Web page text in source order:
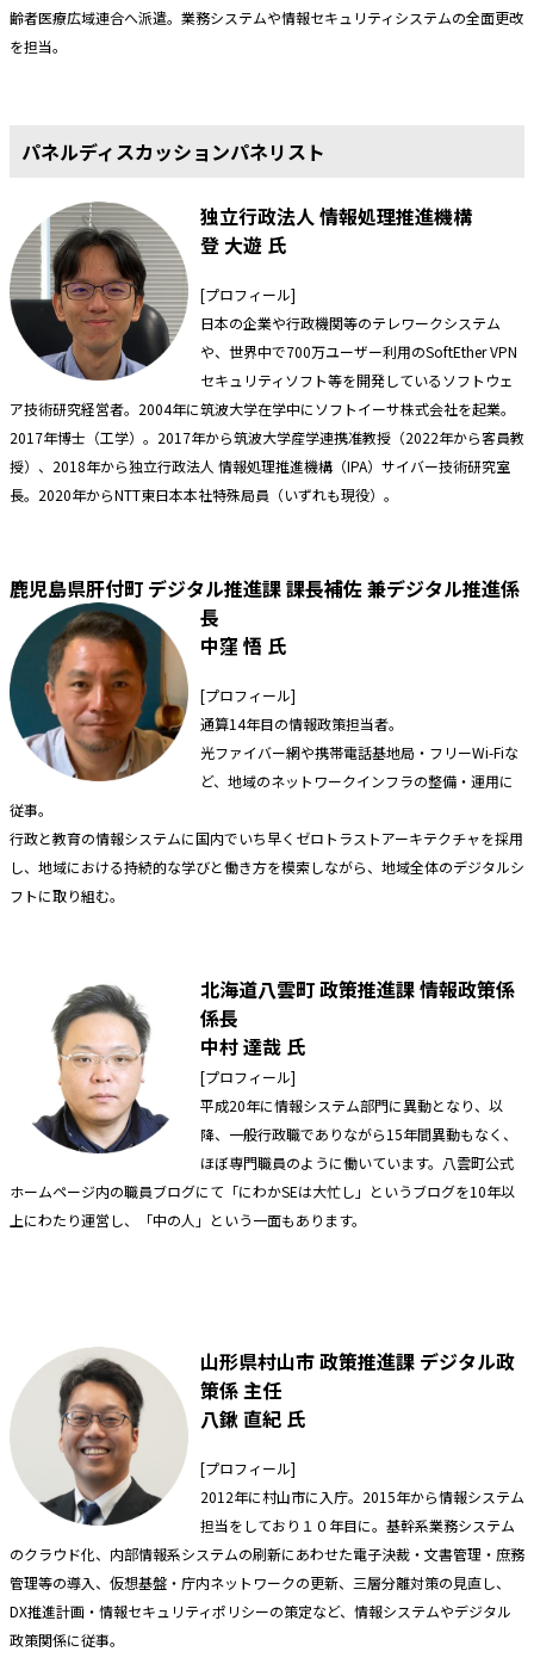
齢者医療広域連合へ派遣。業務システムや情報セキュリティシステムの全面更改
を担当。
パネルディスカッションパネリスト
独立行政法人 情報処理推進機構
登 大遊 氏
[プロフィール]
日本の企業や行政機関等のテレワークシステム
や、世界中で700万ユーザー利用のSoftEther VPN
セキュリティソフト等を開発しているソフトウェ
ア技術研究経営者。2004年に筑波大学在学中にソフトイーサ株式会社を起業。
2017年博士（工学）。2017年から筑波大学産学連携准教授（2022年から客員教
授）、2018年から独立行政法人 情報処理推進機構（IPA）サイバー技術研究室
長。2020年からNTT東日本本社特殊局員（いずれも現役）。
鹿児島県肝付町 デジタル推進課 課長補佐兼デジタル推進係
長
中窪 悟 氏
[プロフィール]
通算14年目の情報政策担当者。
光ファイバー網や携帯電話基地局・フリーWi-Fiな
ど、地域のネットワークインフラの整備・運用に
従事。
行政と教育の情報システムに国内でいち早くゼロトラストアーキテクチャを採用
し、地域における持続的な学びと働き方を模索しながら、地域全体のデジタルシ
フトに取り組む。
北海道八雲町 政策推進課 情報政策係
係長
中村 達哉 氏
[プロフィール]
平成20年に情報システム部門に異動となり、以
降、一般行政職でありながら15年間異動もなく、
ほぼ専門職員のように働いています。八雲町公式
ホームページ内の職員ブログにて「にわかSEは大忙し」というブログを10年以
上にわたり運営し、「中の人」という一面もあります。
山形県村山市 政策推進課 デジタル政
策係 主任
八鍬 直紀 氏
[プロフィール]
2012年に村山市に入庁。2015年から情報システム
担当をしており１０年目に。基幹系業務システム
のクラウド化、内部情報系システムの刷新にあわせた電子決裁・文書管理・庶務
管理等の導入、仮想基盤・庁内ネットワークの更新、三層分離対策の見直し、
DX推進計画・情報セキュリティポリシーの策定など、情報システムやデジタル
政策関係に従事。